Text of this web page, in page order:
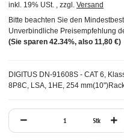
DIGITUS DN-91608S - CAT 6,
8P8C, LSA, 1HE, 254
inkl. 19% USt. , zzgl. Versand
Bitte beachten Sie den
Unverbindliche Preisempfehlung
(Sie sparen 42.34%, also 11,80 €)
Stk